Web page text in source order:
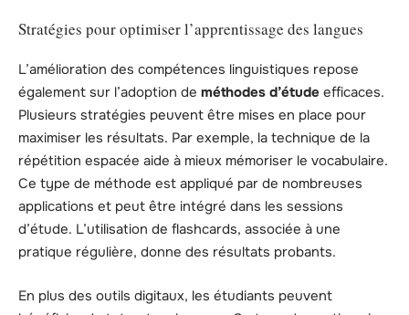
Stratégies pour optimiser l’apprentissage des langues
L’amélioration des compétences linguistiques repose
également sur l’adoption de méthodes d’étude efficaces.
Plusieurs stratégies peuvent être mises en place pour
maximiser les résultats. Par exemple, la technique de la
répétition espacée aide à mieux mémoriser le vocabulaire.
Ce type de méthode est appliqué par de nombreuses
applications et peut être intégré dans les sessions
d’étude. L’utilisation de flashcards, associée à une
pratique régulière, donne des résultats probants.
En plus des outils digitaux, les étudiants peuvent